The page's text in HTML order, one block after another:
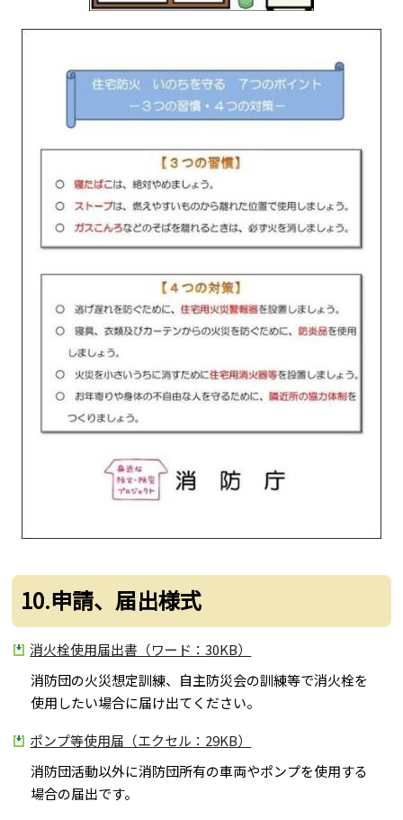
10.申請、届出様式
消火栓使用届出書（ワード：30KB）
消防団の火災想定訓練、自主防災会の訓練等で消火栓を
使用したい場合に届け出てください。
ポンプ等使用届（エクセル：29KB）
消防団活動以外に消防団所有の車両やポンプを使用する
場合の届出です。